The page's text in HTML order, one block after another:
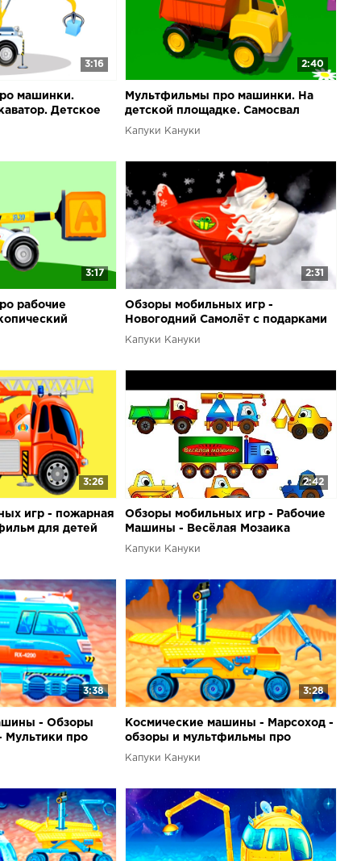
3:16
машинки.
Детское
2:40
Мультфильмы про машинки. На
детской площадке. Самосвал
Капуки Кануки
3:17
рабочие
2:31
Обзоры мобильных игр -
Новогодний Самолёт с подарками
для детей
Капуки Кануки
3:26
игр - пожарная
для детей
2:42
Обзоры мобильных игр - Рабочие
Машины - Весёлая Мозаика
Капуки Кануки
3:38
- Обзоры
Мультики про
3:28
Космические машины - Марсоход -
обзоры и мультфильмы про
машинки
Капуки Кануки